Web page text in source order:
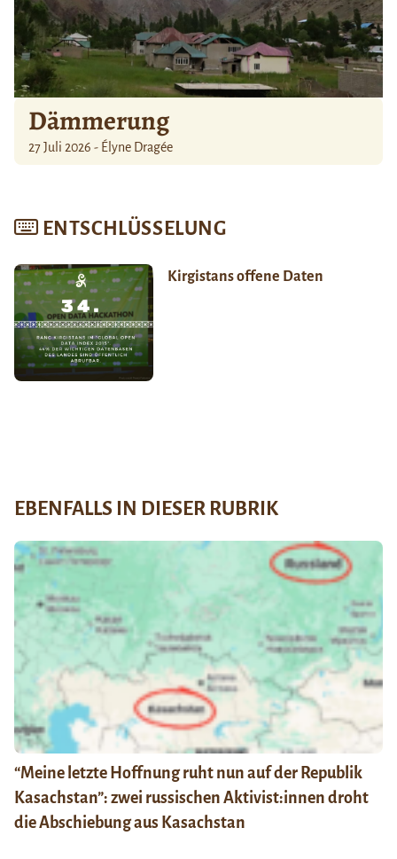
Dämmerung
27 Juli 2026 - Élyne Dragée
ENTSCHLÜSSELUNG
Kirgistans offene Daten
EBENFALLS IN DIESER RUBRIK
“Meine letzte Hoffnung ruht nun auf der Republik
Kasachstan”: zwei russischen Aktivist:innen droht
die Abschiebung aus Kasachstan